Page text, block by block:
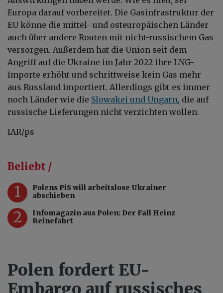
Europa darauf vorbereitet. Die Gasinfrastruktur der
EU könne die mittel- und osteuropäischen Länder
auch über andere Routen mit nicht-russischem Gas
versorgen. Außerdem hat die Union seit dem
Angriff auf die Ukraine im Jahr 2022 ihre LNG-
Importe erhöht und schrittweise kein Gas mehr
aus Russland importiert. Allerdings gibt es immer
noch Länder wie die Slowakei und Ungarn, die auf
russische Lieferungen nicht verzichten wollen.
IAR/ps
Beliebt /
1
Polens PiS will arbeitslose Ukrainer
abschieben
2
Infomagazin aus Polen: Der Fall Heinz
Reinefahrt
Polen fordert EU-
Embargo auf russisches